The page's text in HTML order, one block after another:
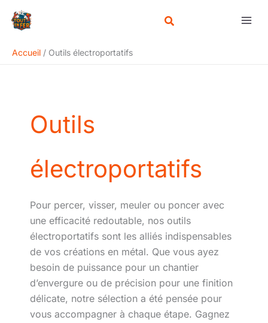
Accueil
Outils électroportatifs
Outils
électroportatifs
Pour percer, visser, meuler ou poncer avec
une efficacité redoutable, nos outils
électroportatifs sont les alliés indispensables
de vos créations en métal. Que vous ayez
besoin de puissance pour un chantier
d’envergure ou de précision pour une finition
délicate, notre sélection a été pensée pour
vous accompagner à chaque étape. Gagnez